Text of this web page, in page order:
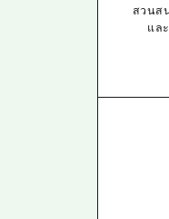
สวนส
แล